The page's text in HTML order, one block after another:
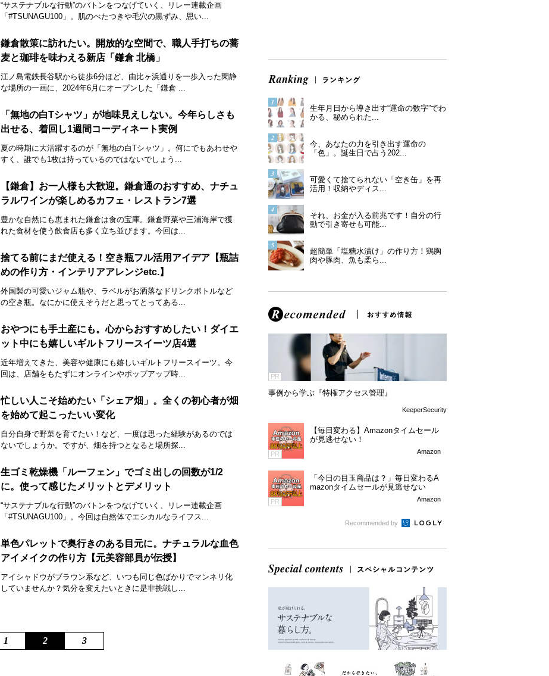
“サステナブルな行動”のバトンをつなげていく、リレー連載企画
「#TSUNAGU100」。肌のべたつきや毛穴の黒ずみ、思い...
鎌倉散策に訪れたい。開放的な空間で、職人手打ちの蕎
麦と珈琲を味わえる新店「鎌倉 北橋」
江ノ島電鉄長谷駅から徒歩6分ほど、由比ヶ浜通りを一歩入った閑静
な場所の一画に、2024年6月にオープンした「鎌倉 ...
「無地の白Tシャツ」が地味見えしない。今年らしさも
出せる、着回し1週間コーディネート実例
夏の時期に大活躍するのが「無地の白Tシャツ」。何にでもあわせや
すく、誰でも1枚は持っているのではないでしょう...
【鎌倉】お一人様も大歓迎。鎌倉通のおすすめ、ナチュ
ラルワインが楽しめるカフェ・レストラン7選
豊かな自然にも恵まれた鎌倉は食の宝庫。鎌倉野菜や三浦海岸で獲
れた食材を使う飲食店も多く立ち並びます。今回は...
捨てる前にまだ使える！空き瓶フル活用アイデア【瓶詰
めの作り方・インテリアアレンジetc.】
外国製の可愛いジャム瓶や、ラベルがお洒落なドリンクボトルなど
の空き瓶。なにかに使えそうだと思ってとってある...
おやつにも手土産にも。心からおすすめしたい！ダイエ
ット中にも嬉しいギルトフリースイーツ店4選
近年増えてきた、美容や健康にも嬉しいギルトフリースイーツ。今
回は、店舗をもたずにオンラインやポップアップ時...
忙しい人こそ始めたい「シェア畑」。全くの初心者が畑
を始めて起こったいい変化
自分自身で野菜を育てたい！など、一度は思った経験があるのでは
ないでしょうか。ですが、畑を持つとなると場所探...
生ゴミ乾燥機「ルーフェン」でゴミ出しの回数が1/2
に。使って感じたメリットとデメリット
“サステナブルな行動”のバトンをつなげていく、リレー連載企画
「#TSUNAGU100」。今回は自然体でエシカルなライフス...
単色パレットで奥行きのある目元に。ナチュラルな血色
アイメイクの作り方【元美容部員が伝授】
アイシャドウがブラウン系など、いつも同じ色ばかりでマンネリ化
していませんか？気分を変えたいときに是非挑戦し...
1 2 3
生年月日から導き出す“運命の数字”でわ
かる、秘められた...
今、あなたの力を引き出す運命の
「色」。誕生日で占う202...
可愛くて捨てられない「空き缶」を再
活用！収納やディス...
それ、お金が入る前兆です！自分の行
動で引き寄せも可能...
超簡単「塩糖水漬け」の作り方！鶏胸
肉や豚肉、魚も柔ら...
PR
事例から学ぶ『特権アクセス管理』
KeeperSecurity
PR
【毎日変わる】Amazonタイムセール
が見逃せない！
Amazon
PR
「今日の目玉商品は？」毎日変わるA
mazonタイムセールが見逃せない
Amazon
Recommended by